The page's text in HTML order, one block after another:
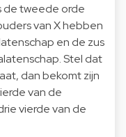
de tweede orde
van X hebben
en de zus
Stel dat
dan bekomt zijn
van de
vierde van de